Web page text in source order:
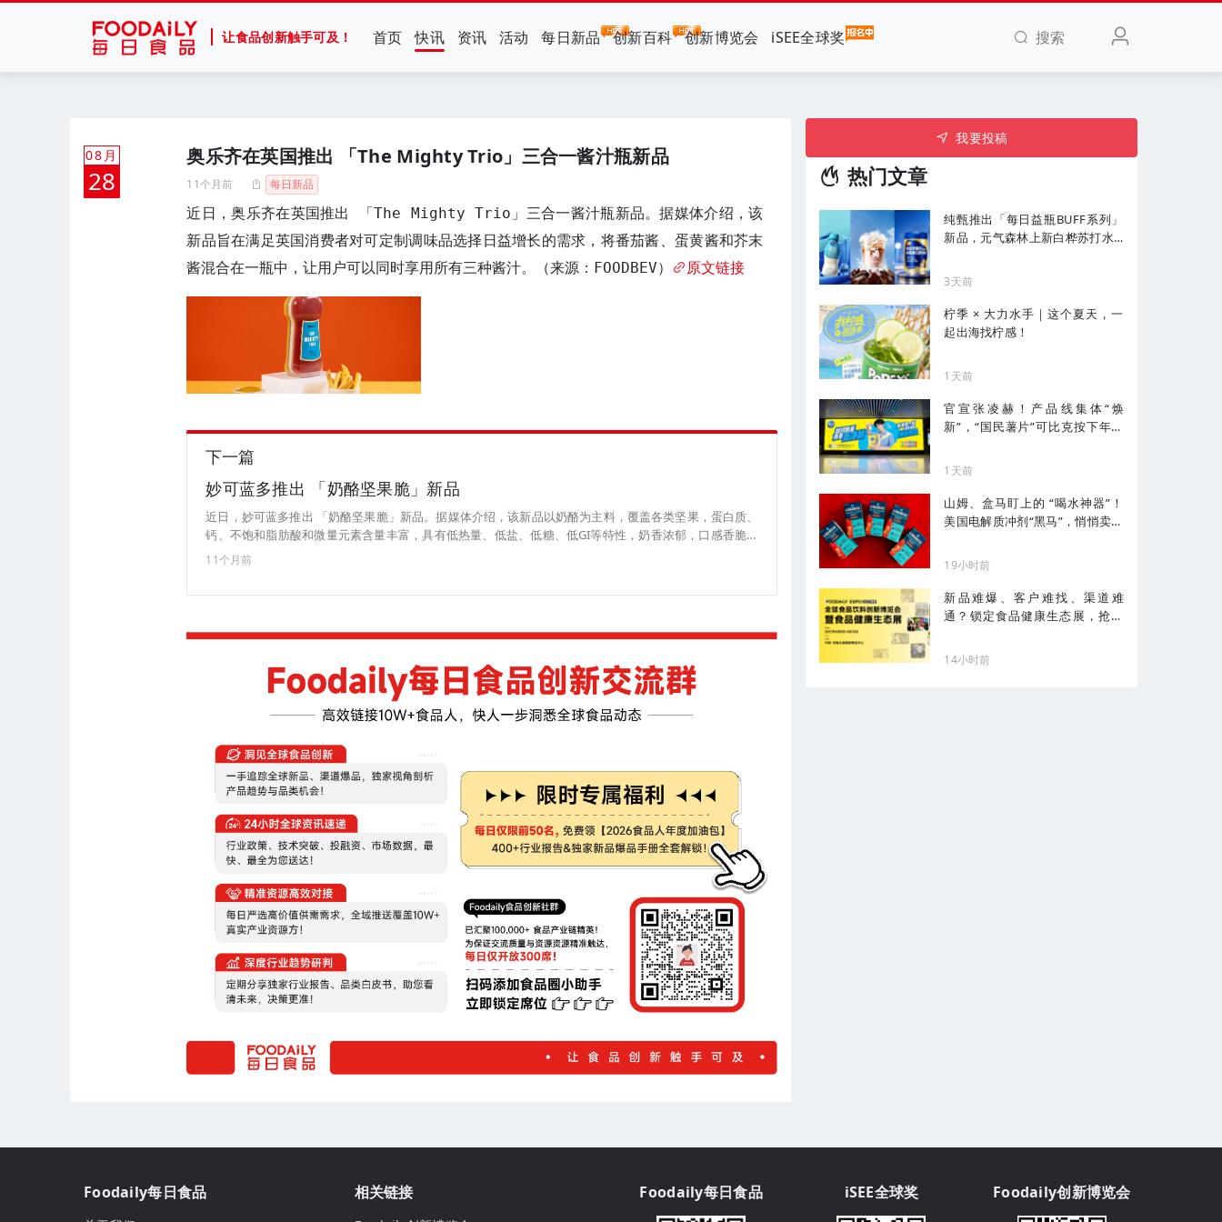
让食品创新触手可及！ 首页 快讯 资讯 活动 每日新品 创新百科 创新博览会 iSEE全球奖 搜索
08月
28
奥乐齐在英国推出 「The Mighty Trio」三合一酱汁瓶新品
11个月前 每日新品
近日，奥乐齐在英国推出 「The Mighty Trio」三合一酱汁瓶新品。据媒体介绍，该
新品旨在满足英国消费者对可定制调味品选择日益增长的需求，将番茄酱、蛋黄酱和芥末
酱混合在一瓶中，让用户可以同时享用所有三种酱汁。（来源：FOODBEV）
原文链接
下一篇
妙可蓝多推出 「奶酪坚果脆」新品
近日，妙可蓝多推出 「奶酪坚果脆」新品。据媒体介绍，该新品以奶酪为主料，覆盖各类坚果，蛋白质、
钙、不饱和脂肪酸和微量元素含量丰富，具有低热量、低盐、低糖、低GI等特性，奶香浓郁，口感香脆。
目前，该新品已上架山姆全国门店，售价66.9元/盒。（来源：新乳业）
11个月前
我要投稿
热门文章
纯甄推出「每日益瓶BUFF系列」
新品，元气森林上新白桦苏打水...
3天前
柠季 × 大力水手｜这个夏天，一
起出海找柠感！
1天前
官宣张凌赫！产品线集体“焕
新”，“国民薯片”可比克按下年轻
1天前
山姆、盒马盯上的 “喝水神器”！
美国电解质冲剂“黑马”，悄悄卖了
19小时前
新品难爆、客户难找、渠道难
通？锁定食品健康生态展，抢占
14小时前
Foodaily每日食品 相关链接 Foodaily每日食品 iSEE全球奖 Foodaily创新博览会